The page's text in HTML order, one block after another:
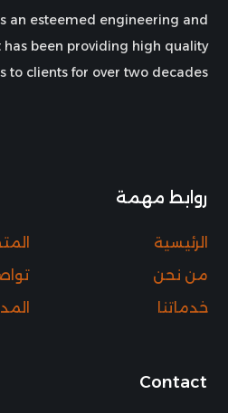
an esteemed engineering and
been providing high quality
to clients for over two decades.
روابط مهمة
الرئيسية
من نحن
خدماتنا
Contact